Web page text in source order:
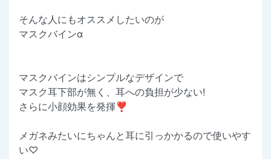
そんな人にもオススメしたいのが
マスクバインα
マスクバインはシンプルなデザインで
マスク耳下部が無く、耳への負担が少ない!
さらに小顔効果を発揮❣️
メガネみたいにちゃんと耳に引っかかるので使いやす
い♡